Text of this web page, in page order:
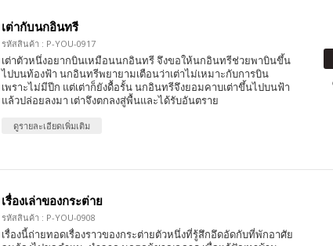
เต่ากับนกอินทรี
รหัสสินค้า : P-YOU-0917
เต่าตัวหนึ่งอยากบินเหมือนนกอินทรี จึงขอให้นกอินทรีช่วยพาบินขึ้น
ไปบนท้องฟ้า นกอินทรีพยายามเตือนว่าเต่าไม่เหมาะกับการบิน
เพราะไม่มีปีก แต่เต่าก็ยังดื้อรั้น นกอินทรีจึงยอมคาบเต่าขึ้นไปบนฟ้า
แล้วปล่อยลงมา เต่าจึงตกลงสู่พื้นและได้รับอันตราย
ดูรายละเอียดเพิ่มเติม
เรื่องเล่าของกระต่าย
รหัสสินค้า : P-YOU-0908
เรื่องนี้ถ่ายทอดเรื่องราวของกระต่ายตัวหนึ่งที่รู้สึกอึดอัดกับที่พักอาศัย